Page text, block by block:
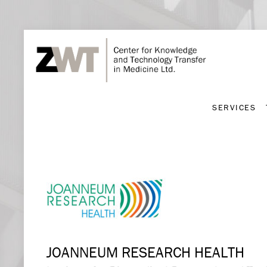
SERVICES
JOANNEUM RESEARCH HEALTH